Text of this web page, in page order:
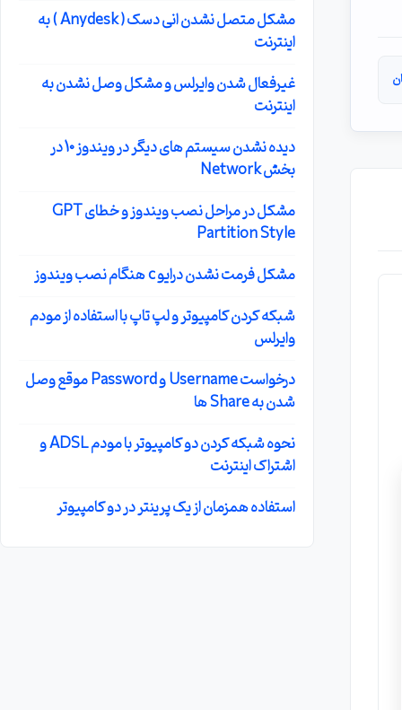
مشکل متصل نشدن انی دسک ( Anydesk ) به
اینترنت
غیرفعال شدن وایرلس و مشکل وصل نشدن به
اینترنت
دیده نشدن سیستم های دیگر در ویندوز 10 در
بخش Network
مشکل در مراحل نصب ویندوز و خطای GPT
Partition Style
مشکل فرمت نشدن درایو c هنگام نصب ویندوز
شبکه کردن کامپیوتر و لپ تاپ با استفاده از مودم
وایرلس
درخواست Username و Password موقع وصل
شدن به Share ها
نحوه شبکه کردن دو کامپیوتر با مودم ADSL و
اشتراک اینترنت
استفاده همزمان از یک پرینتر در دو کامپیوتر